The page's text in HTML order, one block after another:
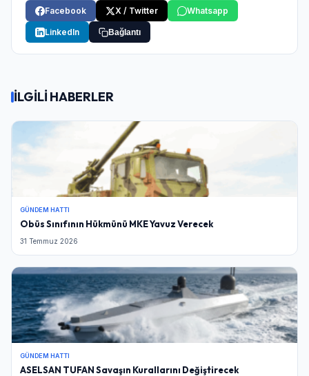
Facebook
X / Twitter Whatsapp
LinkedIn Bağlantı
İLGİLİ HABERLER
GÜNDEM HATTI
Obüs Sınıfının Hükmünü MKE Yavuz Verecek
31 Temmuz 2026
GÜNDEM HATTI
ASELSAN TUFAN Savaşın Kurallarını Değiştirecek